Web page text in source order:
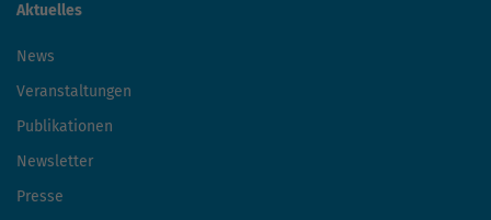
Aktuelles
News
Veranstaltungen
Publikationen
Newsletter
Presse